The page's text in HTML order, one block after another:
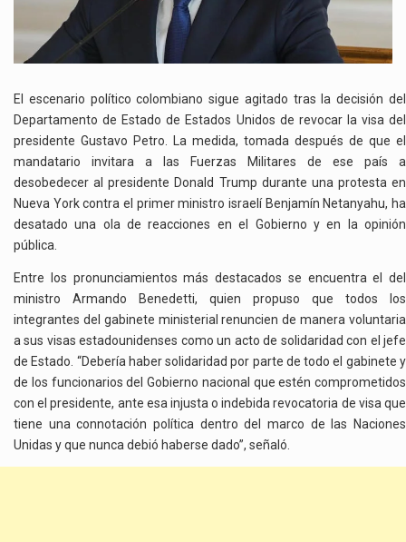
ESTADOS
RESPALDO
GUSTAVO
PETRO
El escenario político colombiano sigue agitado tras la decisión del
Departamento de Estado de Estados Unidos de revocar la visa del
presidente Gustavo Petro. La medida, tomada después de que el
mandatario invitara a las Fuerzas Militares de ese país a
desobedecer al presidente Donald Trump durante una protesta en
Nueva York contra el primer ministro israelí Benjamín Netanyahu, ha
desatado una ola de reacciones en el Gobierno y en la opinión
pública.
Entre los pronunciamientos más destacados se encuentra el del
ministro Armando Benedetti, quien propuso que todos los
integrantes del gabinete ministerial renuncien de manera voluntaria
a sus visas estadounidenses como un acto de solidaridad con el jefe
de Estado. “Debería haber solidaridad por parte de todo el gabinete y
de los funcionarios del Gobierno nacional que estén comprometidos
con el presidente, ante esa injusta o indebida revocatoria de visa que
tiene una connotación política dentro del marco de las Naciones
Unidas y que nunca debió haberse dado”, señaló.